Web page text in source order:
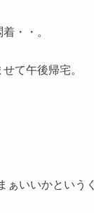
・・。
て午後帰宅。
ぁいいかというく